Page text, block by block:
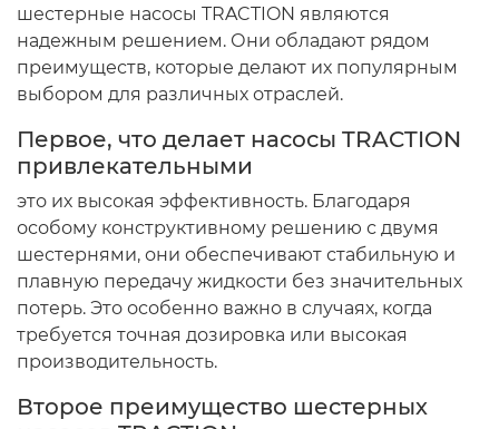
шестерные насосы TRACTION являются
надежным решением. Они обладают рядом
преимуществ, которые делают их популярным
выбором для различных отраслей.
Первое, что делает насосы TRACTION
привлекательными
это их высокая эффективность. Благодаря
особому конструктивному решению с двумя
шестернями, они обеспечивают стабильную и
плавную передачу жидкости без значительных
потерь. Это особенно важно в случаях, когда
требуется точная дозировка или высокая
производительность.
Второе преимущество шестерных
ПРИЦЕПЫ
ПРОКЛАДКИ ГОЛОВКИ БЛОКА
ПРОЧЕЕ, ИМПОРТ.
ПУСКАЧИ,РЕДУКТОРА.
РАДИАТОРЫ ОХЛАЖДЕНИЯ
РАСПРЕДЕЛИТЕЛИ
РАСПЫЛИТЕЛИ,шайбы медные.
ТО-28
ТО-49
ЭЛКОНТ НАБОРЫ
ЭО-2621 2626 3323 ЕК-14/18
ЮМЗ-6
ЯМЗ-236,238,240